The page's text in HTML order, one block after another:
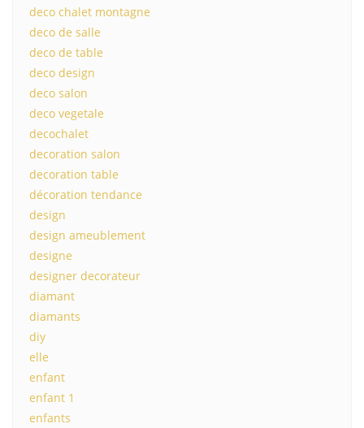
deco chalet montagne
deco de salle
deco de table
deco design
deco salon
deco vegetale
decochalet
decoration salon
decoration table
décoration tendance
design
design ameublement
designe
designer decorateur
diamant
diamants
diy
elle
enfant
enfant 1
enfants